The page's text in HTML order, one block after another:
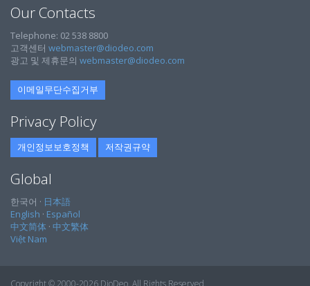
Our Contacts
Telephone: 02 538 8800
고객센터 webmaster@diodeo.com
광고 및 제휴문의 webmaster@diodeo.com
이메일무단수집거부
Privacy Policy
개인정보보호정책 저작권규약
Global
한국어 · 日本語
English · Español
中文简体 · 中文繁体
Việt Nam